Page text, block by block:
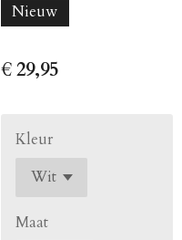
Nieuw
€ 29,95
Kleur
Maat